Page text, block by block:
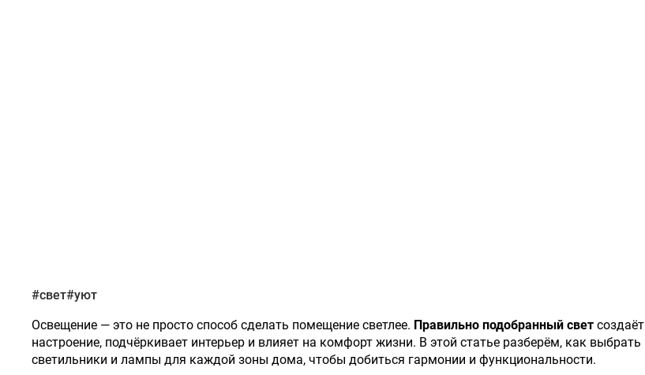
#свет#уют
Освещение — это не просто способ сделать помещение светлее. Правильно подобранный свет создаёт
настроение, подчёркивает интерьер и влияет на комфорт жизни. В этой статье разберём, как выбрать
светильники и лампы для каждой зоны дома, чтобы добиться гармонии и функциональности.